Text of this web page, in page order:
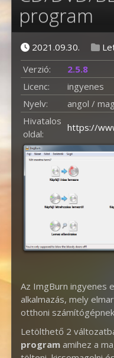
program
Posted on
2021.09.30.
Verzió:
2.5.8
Licenc:
ingyenes
Nyelv:
angol /
Hivatalos
oldal:
https://
Az ImgBurn ingyenes
alkalmazás, mely
otthoni
Letölthető 2
program amihez a